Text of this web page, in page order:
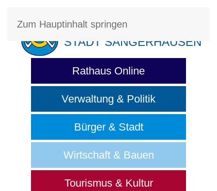
Zum Hauptinhalt springen
STADT SANGERHAUSEN
Rathaus Online
Verwaltung & Politik
Bürger & Stadt
Wirtschaft & Bauen
Tourismus & Kultur